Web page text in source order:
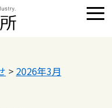
> 2026年3月